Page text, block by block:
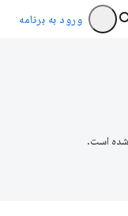
ورود به برنامه
است.